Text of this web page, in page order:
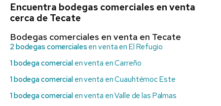
Encuentra bodegas comerciales en venta
cerca de Tecate
Bodegas comerciales en venta en Tecate
2 bodegas comerciales en venta en El Refugio
1 bodega comercialen venta en Carreño
1 bodega comercialen venta en Cuauhtémoc Este
1 bodega comercialen venta en Valle de las Palmas